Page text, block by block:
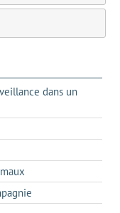
dans un